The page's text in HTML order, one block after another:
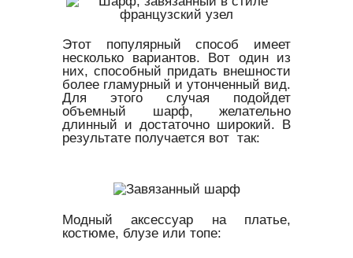
Этот популярный способ имеет
несколько вариантов. Вот один из
них, способный придать внешности
более гламурный и утонченный вид.
Для этого случая подойдет
объемный шарф, желательно
длинный и достаточно широкий. В
результате получается вот так:
Модный аксессуар на платье,
костюме, блузе или топе: